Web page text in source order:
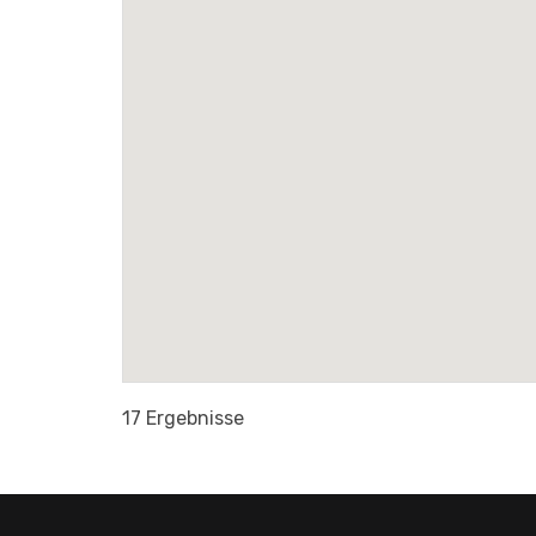
17 Ergebnisse